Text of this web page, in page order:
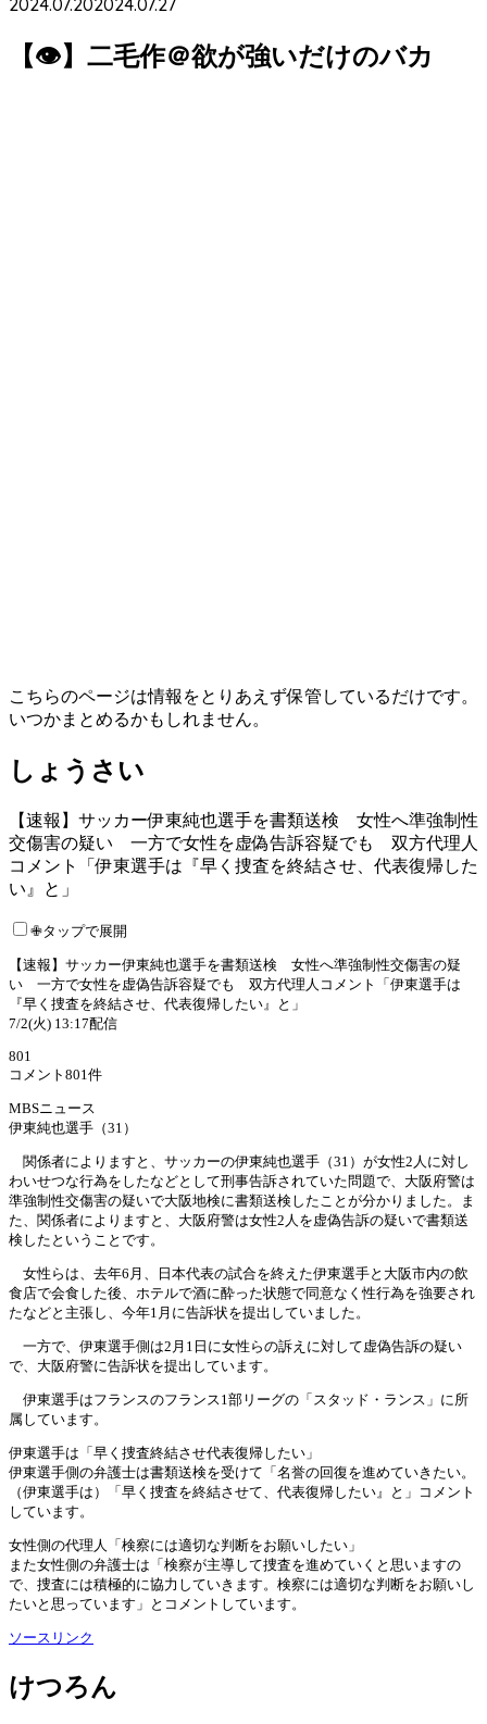
2024.07.202024.07.27
【👁】二毛作＠欲が強いだけのバカ
こちらのページは情報をとりあえず保管しているだけです。
いつかまとめるかもしれません。
しょうさい
【速報】サッカー伊東純也選手を書類送検 女性へ準強制性
交傷害の疑い 一方で女性を虚偽告訴容疑でも 双方代理人
コメント「伊東選手は『早く捜査を終結させ、代表復帰した
い』と」
✙タップで展開
【速報】サッカー伊東純也選手を書類送検 女性へ準強制性交傷害の疑
い 一方で女性を虚偽告訴容疑でも 双方代理人コメント「伊東選手は
『早く捜査を終結させ、代表復帰したい』と」
7/2(火) 13:17配信
801
コメント801件
MBSニュース
伊東純也選手（31）
関係者によりますと、サッカーの伊東純也選手（31）が女性2人に対し
わいせつな行為をしたなどとして刑事告訴されていた問題で、大阪府警は
準強制性交傷害の疑いで大阪地検に書類送検したことが分かりました。ま
た、関係者によりますと、大阪府警は女性2人を虚偽告訴の疑いで書類送
検したということです。
女性らは、去年6月、日本代表の試合を終えた伊東選手と大阪市内の飲
食店で会食した後、ホテルで酒に酔った状態で同意なく性行為を強要され
たなどと主張し、今年1月に告訴状を提出していました。
一方で、伊東選手側は2月1日に女性らの訴えに対して虚偽告訴の疑い
で、大阪府警に告訴状を提出しています。
伊東選手はフランスのフランス1部リーグの「スタッド・ランス」に所
属しています。
伊東選手は「早く捜査終結させ代表復帰したい」
伊東選手側の弁護士は書類送検を受けて「名誉の回復を進めていきたい。
（伊東選手は）「早く捜査を終結させて、代表復帰したい』と」コメント
しています。
女性側の代理人「検察には適切な判断をお願いしたい」
また女性側の弁護士は「検察が主導して捜査を進めていくと思いますの
で、捜査には積極的に協力していきます。検察には適切な判断をお願いし
たいと思っています」とコメントしています。
ソースリンク
けつろん